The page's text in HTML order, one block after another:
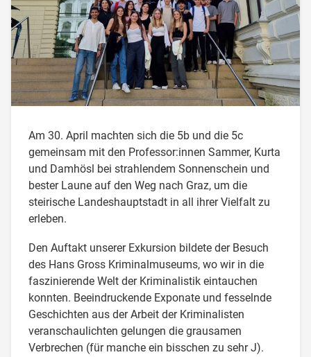
Am 30. April machten sich die 5b und die 5c
gemeinsam mit den Professor:innen Sammer, Kurta
und Damhösl bei strahlendem Sonnenschein und
bester Laune auf den Weg nach Graz, um die
steirische Landeshauptstadt in all ihrer Vielfalt zu
erleben.
Den Auftakt unserer Exkursion bildete der Besuch
des Hans Gross Kriminalmuseums, wo wir in die
faszinierende Welt der Kriminalistik eintauchen
konnten. Beeindruckende Exponate und fesselnde
Geschichten aus der Arbeit der Kriminalisten
veranschaulichten gelungen die grausamen
Verbrechen (für manche ein bisschen zu sehr J).